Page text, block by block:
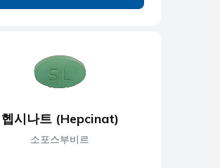
헵시나트 (Hepcinat)
소포스부비르